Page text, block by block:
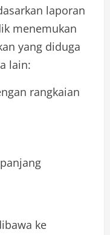
laporan
menemukan
yang diduga
lain:
rangkaian
ke